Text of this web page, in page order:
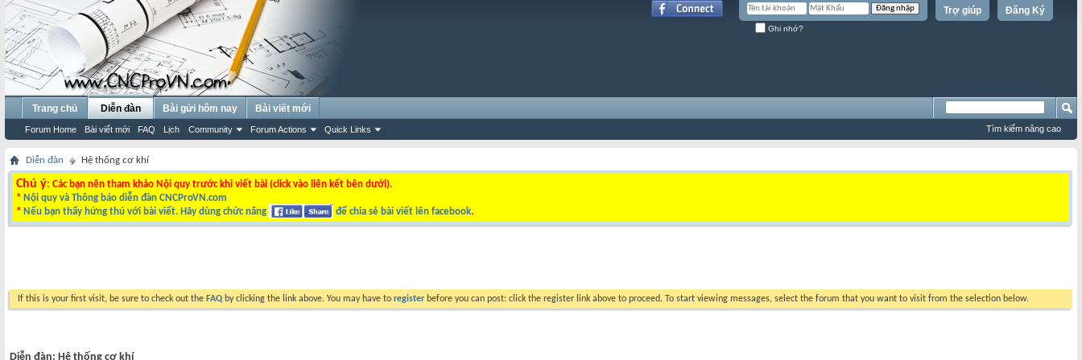
Đăng Ký
Trợ giúp
Ghi nhớ?
Trang chủ Diễn đàn
Forum Home Bài viết mới FAQ Lịch Community Forum Actions Quick Links
Bài gửi hôm nay Bài viết mới
Tìm kiếm nâng cao
Diễn đàn Hệ thống cơ khí
Chú ý: Các bạn nên tham khảo Nội quy trước khi viết bài (click vào liên kết bên dưới).
* Nội quy và Thông báo diễn đàn CNCProVN.com
* Nếu bạn thấy hứng thú với bài viết. Hãy dùng chức năng để chia sẻ bài viết lên facebook.
If this is your first visit, be sure to check out the FAQ by clicking the link above. You may have to register before you can post: click the register link above to proceed. To start viewing messages, select the forum that you want to visit from the selection below.
Diễn đàn: Hệ thống cơ khí